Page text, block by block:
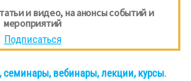
и видео, на анонсы событий и
мероприятий
Подписаться
семинары, вебинары, лекции, курсы.